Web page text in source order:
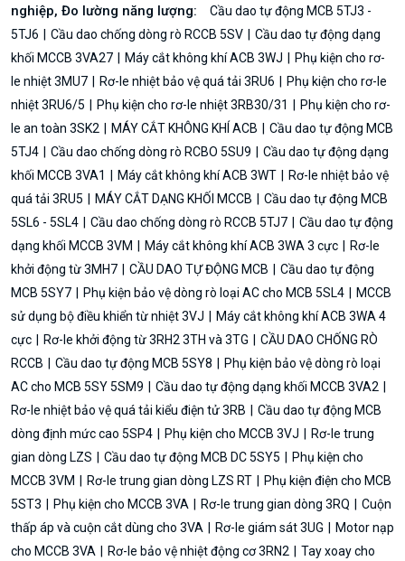
nghiệp, Đo lường năng lượng:
Cầu dao tự động MCB 5TJ3 -
5TJ6
Cầu dao chống dòng rò RCCB 5SV
Cầu dao tự động dạng
khối MCCB 3VA27
Máy cắt không khí ACB 3WJ
Phụ kiện cho rơ-
le nhiệt 3MU7
Rơ-le nhiệt bảo vệ quá tải 3RU6
Phụ kiện cho rơ-le
nhiệt 3RU6/5
Phụ kiện cho rơ-le nhiệt 3RB30/31
Phụ kiện cho rơ-
le an toàn 3SK2
MÁY CẮT KHÔNG KHÍ ACB
Cầu dao tự động MCB
5TJ4
Cầu dao chống dòng rò RCBO 5SU9
Cầu dao tự động dạng
khối MCCB 3VA1
Máy cắt không khí ACB 3WT
Rơ-le nhiệt bảo vệ
quá tải 3RU5
MÁY CẮT DẠNG KHỐI MCCB
Cầu dao tự động MCB
5SL6 - 5SL4
Cầu dao chống dòng rò RCCB 5TJ7
Cầu dao tự động
dạng khối MCCB 3VM
Máy cắt không khí ACB 3WA 3 cực
Rơ-le
khởi động từ 3MH7
CẦU DAO TỰ ĐỘNG MCB
Cầu dao tự động
MCB 5SY7
Phụ kiện bảo vệ dòng rò loại AC cho MCB 5SL4
MCCB
sử dụng bộ điều khiển từ nhiệt 3VJ
Máy cắt không khí ACB 3WA 4
cực
Rơ-le khởi động từ 3RH2 3TH và 3TG
CẦU DAO CHỐNG RÒ
RCCB
Cầu dao tự động MCB 5SY8
Phụ kiện bảo vệ dòng rò loại
AC cho MCB 5SY 5SM9
Cầu dao tự động dạng khối MCCB 3VA2
Rơ-le nhiệt bảo vệ quá tải kiểu điện tử 3RB
Cầu dao tự động MCB
dòng định mức cao 5SP4
Phụ kiện cho MCCB 3VJ
Rơ-le trung
gian dòng LZS
Cầu dao tự động MCB DC 5SY5
Phụ kiện cho
MCCB 3VM
Rơ-le trung gian dòng LZS RT
Phụ kiện điện cho MCB
5ST3
Phụ kiện cho MCCB 3VA Rơ-le trung gian dòng 3RQ
Cuộn
thấp áp và cuộn cắt dùng cho 3VA
Rơ-le giám sát 3UG
Motor nạp
cho MCCB 3VA
Rơ-le bảo vệ nhiệt động cơ 3RN2
Tay xoay cho